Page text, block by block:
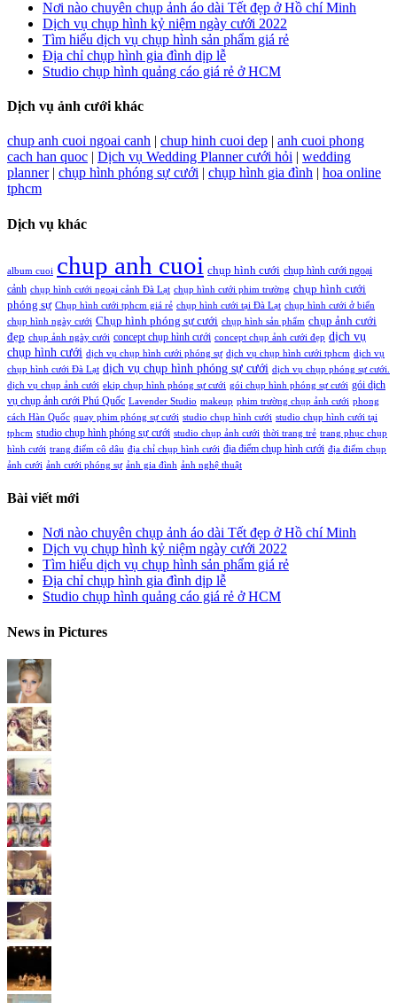
Nơi nào chuyên chụp ảnh áo dài Tết đẹp ở Hồ chí Minh
Dịch vụ chụp hình kỷ niệm ngày cưới 2022
Tìm hiểu dịch vụ chụp hình sản phẩm giá rẻ
Địa chỉ chụp hình gia đình dịp lễ
Studio chụp hình quảng cáo giá rẻ ở HCM
Dịch vụ ảnh cưới khác
chup anh cuoi ngoai canh | chup hinh cuoi dep | anh cuoi phong
cach han quoc | Dịch vụ Wedding Planner cưới hỏi | wedding
planner| chụp hình phóng sự cưới | chụp hình gia đình | hoa online
tphcm
Dịch vụ khác
album cuoi chup anh cuoi chụp hình cưới chụp hình cưới ngoại
cảnh chụp hình cưới ngoại cảnh Đà Lạt chụp hình cưới phim trường chụp hình cưới
phóng sự Chụp hình cưới tphcm giá rẻ chụp hình cưới tại Đà Lạt chụp hình cưới ở biển
chụp hình ngày cưới Chụp hình phóng sự cưới chụp hình sản phẩm chụp ảnh cưới
đẹp chụp ảnh ngày cưới concept chụp hình cưới concept chụp ảnh cưới đẹp dịch vụ
chụp hình cưới dịch vụ chụp hình cưới phóng sự dịch vụ chụp hình cưới tphcm dịch vụ
chụp hình cưới Đà Lạt dịch vụ chụp hình phóng sự cưới dịch vụ chụp phóng sự cưới.
dịch vụ chụp ảnh cưới ekip chụp hình phóng sự cưới gói chụp hình phóng sự cưới gói dịch
vụ chụp ảnh cưới Phú Quốc Lavender Studio makeup phim trường chụp ảnh cưới phong
cách Hàn Quốc quay phim phóng sự cưới studio chụp hình cưới studio chụp hình cưới tại
tphcm studio chụp hình phóng sự cưới studio chụp ảnh cưới thời trang trẻ trang phục chụp
hình cưới trang điểm cô dâu địa chỉ chụp hình cưới địa điểm chụp hình cưới địa điểm chụp
ảnh cưới ảnh cưới phóng sự ảnh gia đình ảnh nghệ thuật
Bài viết mới
Nơi nào chuyên chụp ảnh áo dài Tết đẹp ở Hồ chí Minh
Dịch vụ chụp hình kỷ niệm ngày cưới 2022
Tìm hiểu dịch vụ chụp hình sản phẩm giá rẻ
Địa chỉ chụp hình gia đình dịp lễ
Studio chụp hình quảng cáo giá rẻ ở HCM
News in Pictures